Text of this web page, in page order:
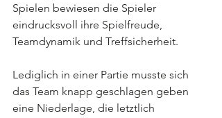
Spielen bewiesen die Spieler
eindrucksvoll ihre Spielfreude,
Teamdynamik und Treffsicherheit.
Lediglich in einer Partie musste sich
das Team knapp geschlagen geben
eine Niederlage, die letztlich